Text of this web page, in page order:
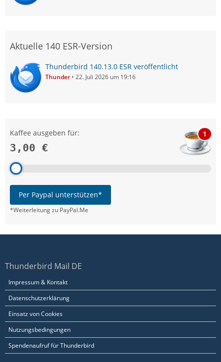
Aktuelle 140 ESR-Version
Thunderbird 140.13.0 ESR veröffentlicht
Thunder 22. Juli 2026 um 19:16
Kaffee ausgeben für:
3,00 €
1
Per Paypal unterstützen*
*Weiterleitung zu PayPal.Me
Thunderbird Mail DE
Impressum & Kontakt
Datenschutzerklärung
Einsatz von Cookies
Nutzungsbedingungen
Spendenaufruf für Thunderbird